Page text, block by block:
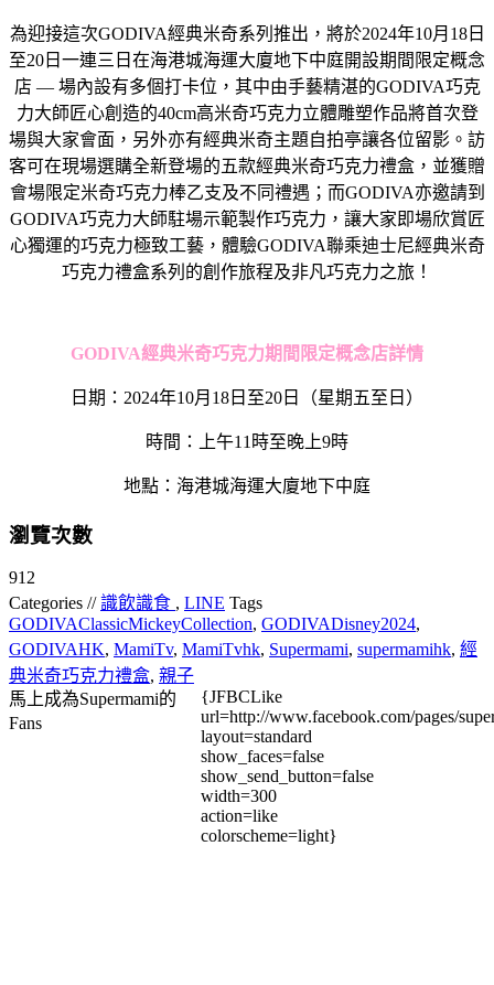
為迎接這次GODIVA經典米奇系列推出，將於2024年10月18日
至20日一連三日在海港城海運大廈地下中庭開設期間限定概念
店 — 場內設有多個打卡位，其中由手藝精湛的GODIVA巧克
力大師匠心創造的40cm高米奇巧克力立體雕塑作品將首次登
場與大家會面，另外亦有經典米奇主題自拍亭讓各位留影。訪
客可在現場選購全新登場的五款經典米奇巧克力禮盒，並獲贈
會場限定米奇巧克力棒乙支及不同禮遇；而GODIVA亦邀請到
GODIVA巧克力大師駐場示範製作巧克力，讓大家即場欣賞匠
心獨運的巧克力極致工藝，體驗GODIVA聯乘迪士尼經典米奇
巧克力禮盒系列的創作旅程及非凡巧克力之旅！
GODIVA經典米奇巧克力期間限定概念店詳情
日期：2024年10月18日至20日（星期五至日）
時間：上午11時至晚上9時
地點：海港城海運大廈地下中庭
瀏覽次數
912
Categories //識飲識食 , LINE Tags
GODIVAClassicMickeyCollection, GODIVADisney2024,
GODIVAHK, MamiTv, MamiTvhk, Supermami, supermamihk, 經
典米奇巧克力禮盒, 親子
馬上成為Supermami的
Fans
{JFBCLike
url=http://www.facebook.com/pages/
layout=standard
show_faces=false
show_send_button=false
width=300
action=like
colorscheme=light}